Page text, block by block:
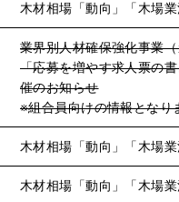
木材相場「動向」「木場
業界別人材確保強化事業
「応募を増やす求人票の
催のお知らせ
※組合員向けの情報となり
木材相場「動向」「木場
木材相場「動向」「木場